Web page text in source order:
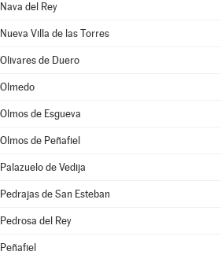
Nava del Rey
Nueva Villa de las Torres
Olivares de Duero
Olmedo
Olmos de Esgueva
Olmos de Peñafiel
Palazuelo de Vedija
Pedrajas de San Esteban
Pedrosa del Rey
Peñafiel